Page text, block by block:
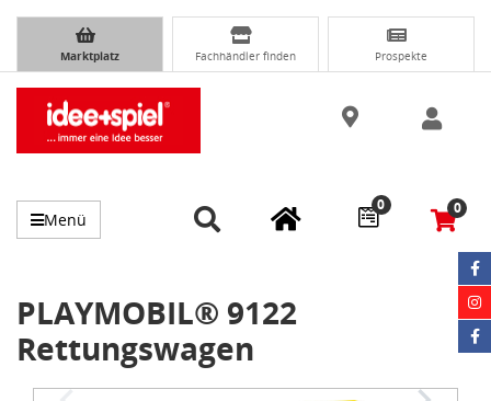
Marktplatz Fachhändler finden Prospekte
Menü
0 0
PLAYMOBIL® 9122
Rettungswagen